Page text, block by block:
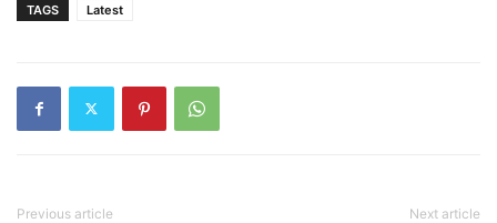
TAGS Latest
Previous article Next article